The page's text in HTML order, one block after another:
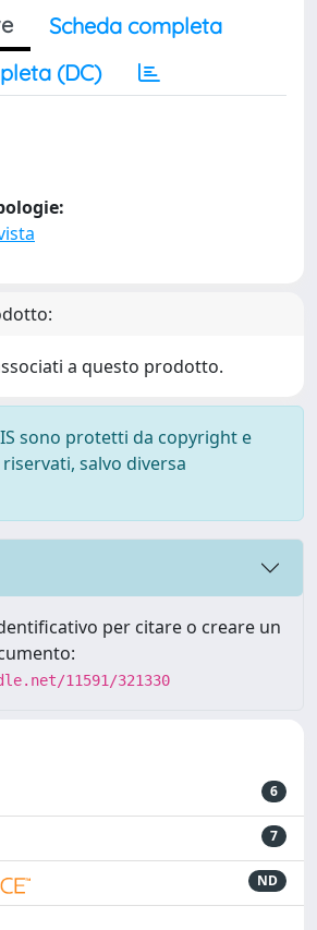
Scheda completa
(DC)
a questo prodotto.
sono protetti da copyright e
salvo diversa
per citare o creare un
11591/321330
6
7
ND